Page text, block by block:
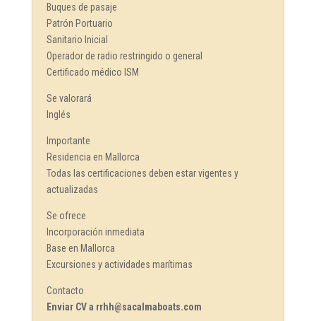
Buques de pasaje
Patrón Portuario
Sanitario Inicial
Operador de radio restringido o general
Certificado médico ISM
Se valorará
Inglés
Importante
Residencia en Mallorca
Todas las certificaciones deben estar vigentes y
actualizadas
Se ofrece
Incorporación inmediata
Base en Mallorca
Excursiones y actividades marítimas
Contacto
Enviar CV a rrhh@sacalmaboats.com